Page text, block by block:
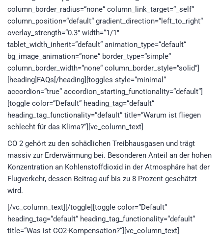
column_border_radius=“none“ column_link_target=“_self“
column_position=“default“ gradient_direction=“left_to_right“
overlay_strength=“0.3″ width=“1/1″
tablet_width_inherit=“default“ animation_type=“default“
bg_image_animation=“none“ border_type=“simple“
column_border_width=“none“ column_border_style=“solid“]
[heading]FAQs[/heading][toggles style=“minimal“
accordion=“true“ accordion_starting_functionality=“default“]
[toggle color=“Default“ heading_tag=“default“
heading_tag_functionality=“default“ title=“Warum ist fliegen
schlecht für das Klima?“][vc_column_text]
CO 2 gehört zu den schädlichen Treibhausgasen und trägt
massiv zur Erderwärmung bei. Besonderen Anteil an der hohen
Konzentration an Kohlenstoffdioxid in der Atmosphäre hat der
Flugverkehr, dessen Beitrag auf bis zu 8 Prozent geschätzt
wird.
[/vc_column_text][/toggle][toggle color=“Default“
heading_tag=“default“ heading_tag_functionality=“default“
title=“Was ist CO2-Kompensation?“][vc_column_text]